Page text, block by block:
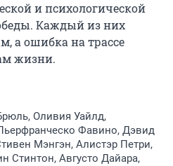
и психологической
Каждый из них
а ошибка на трассе
жизни.
Оливия Уайлд,
Фавино, Дэвид
Мэнгэн, Алистэр Петри,
Стинтон, Августо Дайара,